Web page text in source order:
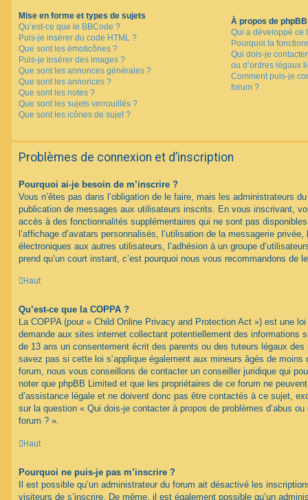
Mise en forme et types de sujets
Qu’est-ce que le BBCode ?
Puis-je insérer du code HTML ?
Que sont les émoticônes ?
Puis-je insérer des images ?
Que sont les annonces générales ?
Que sont les annonces ?
Que sont les notes ?
Que sont les sujets verrouillés ?
Que sont les icônes de sujet ?
À propos de phpBB
Qui a développé ce
Pourquoi la
Qui dois-je
ou d’ordres légaux
Comment puis-je
forum ?
Problèmes de connexion et d’inscription
Pourquoi ai-je besoin de m’inscrire ?
Vous n’êtes pas dans l’obligation de le faire, mais les administrateurs
publication de messages aux utilisateurs inscrits. En vous inscrivant,
accès à des fonctionnalités supplémentaires qui ne sont pas
l’affichage d’avatars personnalisés, l’utilisation de la messagerie privée,
électroniques aux autres utilisateurs, l’adhésion à un groupe
prend qu’un court instant, c’est pourquoi nous vous recommandons de
Haut
Qu’est-ce que la COPPA ?
La COPPA (pour « Child Online Privacy and Protection Act ») est une
demande aux sites internet collectant potentiellement des informations
de 13 ans un consentement écrit des parents ou des tuteurs légaux
savez pas si cette loi s’applique également aux mineurs âgés de
forum, nous vous conseillons de contacter un conseiller juridique qui
noter que phpBB Limited et que les propriétaires de ce forum ne
d’assistance légale et ne doivent donc pas être contactés à ce sujet,
sur la question « Qui dois-je contacter à propos de problèmes d’abus ou
forum ? ».
Haut
Pourquoi ne puis-je pas m’inscrire ?
Il est possible qu’un administrateur du forum ait désactivé les
visiteurs de s’inscrire. De même, il est également possible qu’un